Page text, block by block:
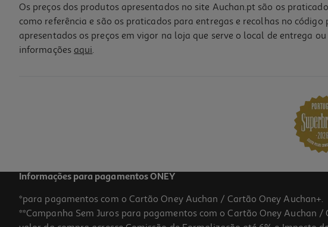
Os preços dos produtos apresentados no site Auchan.pt são os
como referência e são os praticados para entregas e recolhas no
apresentados os preços em vigor na loja que serve o local de entrega
informações aqui.
Informações para pagamentos ONEY
*para pagamentos com o Cartão Oney Auchan / Cartão Oney Auchan+.
**Campanha Sem Juros para pagamentos com o Cartão Oney Auchan